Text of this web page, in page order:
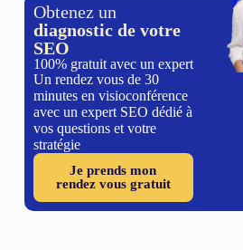
Obtenez un
diagnostic de votre
SEO
100% gratuit avec un expert
Un rendez vous de 30
minutes en visioconférence
avec un expert SEO dédié à
vos questions et votre
stratégie
Je prends mon
rendez vous gratuit